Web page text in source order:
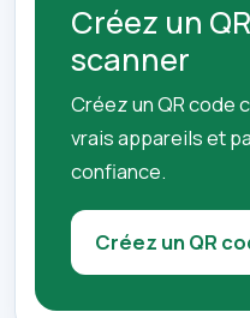
Créez un
scanner
Créez un QR code
vrais appareils et
confiance.
Créez un QR